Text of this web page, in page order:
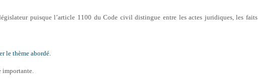
puisque l’article 1100 du Code civil distingue entre les actes juridiques, les faits
le thème abordé.
importante.